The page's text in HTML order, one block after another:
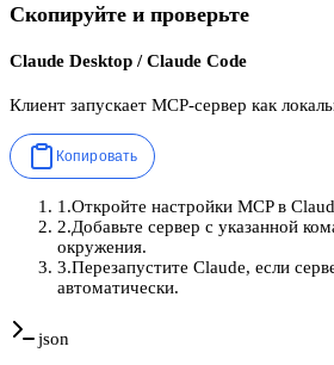
Скопируйте и проверьте
Claude Desktop / Claude Code
Клиент запускает MCP-сервер как
Копировать
1 .Откройте настройки MCP в
2.Добавьте сервер с указанной
окружения.
3.Перезапустите Claude, если
автоматически.
json